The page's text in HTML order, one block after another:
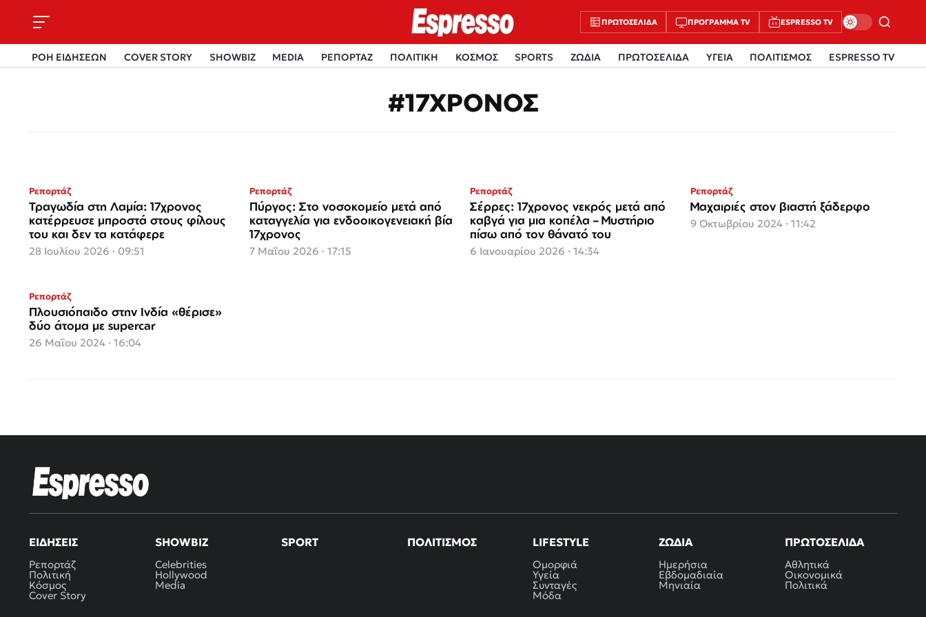
ΠΡΩΤΟΣΈΛΙΔΑ ΠΡΌΓΡΑΜΜΑ TV ESPRESSO TV
ΡΟΗ ΕΙΔΗΣΕΩΝ COVER STORY SHOWBIZ MEDIA ΡΕΠΟΡΤΑΖ ΠΟΛΙΤΙΚΗ ΚΟΣΜΟΣ SPORTS ΖΩΔΙΑ ΠΡΩΤΟΣΕΛΙΔΑ ΥΓΕΙΑ ΠΟΛΙΤΙΣΜΟΣ ESPRESSO TV
#17ΧΡΟΝΟΣ
Ρεπορτάζ
Τραγωδία στη Λαμία: 17χρονος
κατέρρευσε μπροστά στους φίλους
του και δεν τα κατάφερε
28 Ιουλίου 2026 · 09:51
Ρεπορτάζ
Πύργος: Στο νοσοκομείο μετά από
καταγγελία για ενδοοικογενειακή βία
17χρονος
7 Μαΐου 2026 · 17:15
Ρεπορτάζ
Σέρρες: 17χρονος νεκρός μετά από
καβγά για μια κοπέλα – Μυστήριο
πίσω από τον θάνατό του
6 Ιανουαρίου 2026 · 14:34
Ρεπορτάζ
Μαχαιριές στον βιαστή ξάδερφο
9 Οκτωβρίου 2024 · 11:42
Ρεπορτάζ
Πλουσιόπαιδο στην Ινδία «θέρισε»
δύο άτομα με supercar
26 Μαΐου 2024 · 16:04
ΕΙΔΉΣΕΙΣ
Ρεπορτάζ
Πολιτική
Κόσμος
Cover Story
SHOWBIZ
Celebrities
Hollywood
Media
SPORT ΠΟΛΙΤΙΣΜΌΣ LIFESTYLE
Ομορφιά
Υγεία
Συνταγές
Μόδα
ΖΏΔΙΑ
Ημερήσια
Εβδομαδιαία
Μηνιαία
ΠΡΩΤΟΣΈΛΙΔΑ
Αθλητικά
Οικονομικά
Πολιτικά